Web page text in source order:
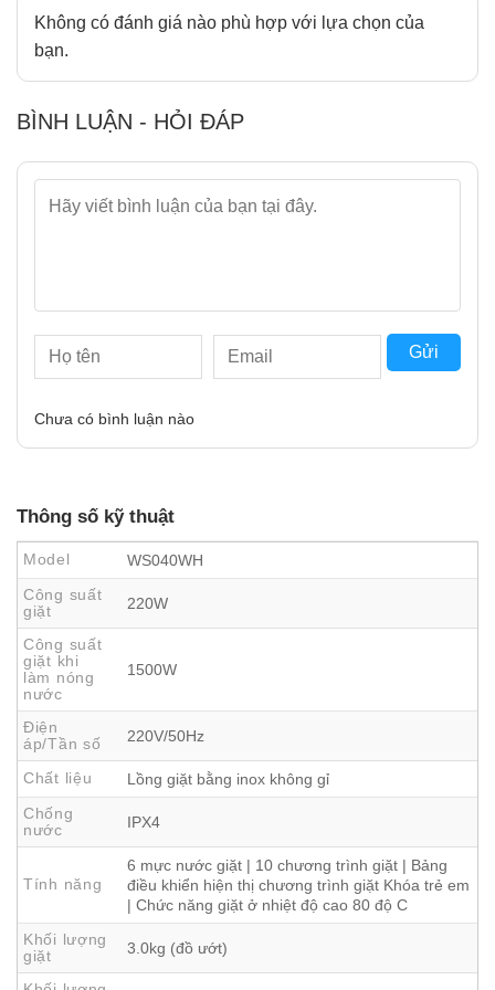
Không có đánh giá nào phù hợp với lựa chọn của
bạn.
BÌNH LUẬN - HỎI ĐÁP
Gửi
Chưa có bình luận nào
Thông số kỹ thuật
Model
WS040WH
Công suất
giặt
220W
Công suất
giặt khi
làm nóng
nước
1500W
Điện
áp/Tần số
220V/50Hz
Chất liệu
Lồng giặt bằng inox không gỉ
Chống
nước
IPX4
Tính năng
6 mực nước giặt | 10 chương trình giặt | Bảng
điều khiển hiện thị chương trình giặt Khóa trẻ em
| Chức năng giặt ở nhiệt độ cao 80 độ C
Khối lượng
giặt
3.0kg (đồ ướt)